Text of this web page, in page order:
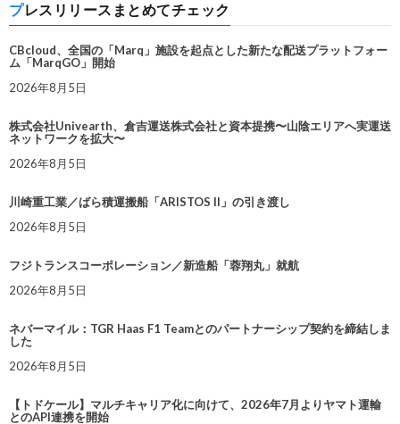
プレスリリースまとめてチェック
CBcloud、全国の「Marq」施設を起点とした新たな配送プラットフォー
ム「MarqGO」開始
2026年8月5日
株式会社Univearth、倉吉運送株式会社と資本提携〜山陰エリアへ実運送
ネットワークを拡大〜
2026年8月5日
川崎重工業／ばら積運搬船「ARISTOS II」の引き渡し
2026年8月5日
フジトランスコーポレーション／新造船「蓉翔丸」就航
2026年8月5日
ネバーマイル：TGR Haas F1 Teamとのパートナーシップ契約を締結しま
した
2026年8月5日
【トドケール】マルチキャリア化に向けて、2026年7月よりヤマト運輸
とのAPI連携を開始